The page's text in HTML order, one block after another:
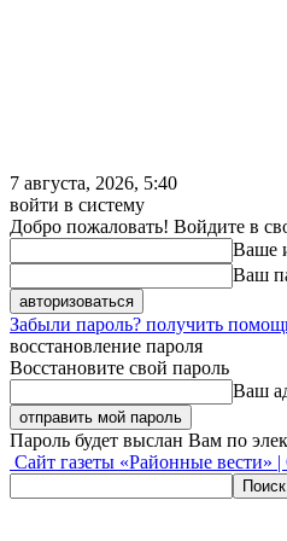
7 августа, 2026, 5:40
войти в систему
Добро пожаловать! Войдите в
Ваше
Ваш
Забыли пароль? получить
восстановление пароля
Восстановите свой пароль
Ваш
Пароль будет выслан Вам по
Сайт газеты «Районные вести»